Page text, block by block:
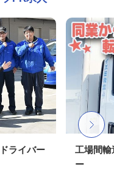
ライバー
工場間
ー